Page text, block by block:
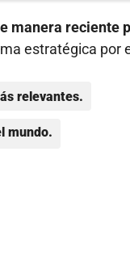
manera reciente
estratégica por
relevantes.
mundo.